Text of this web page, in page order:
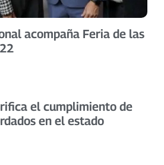
acompaña Feria de las
el cumplimiento de
en el estado